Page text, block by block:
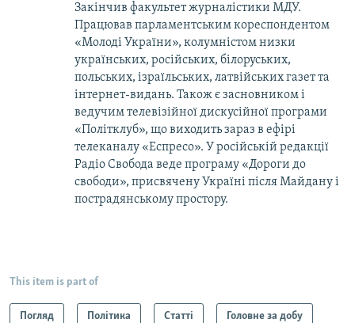
Закінчив факультет журналістики МДУ.
Працював парламентським кореспондентом
«Молоді України», колумністом низки
українських, російських, білоруських,
польських, ізраїльських, латвійських газет та
інтернет-видань. Також є засновником і
ведучим телевізійної дискусійної програми
«Політклуб», що виходить зараз в ефірі
телеканалу «Еспресо». У російській редакції
Радіо Свобода веде програму «Дороги до
свободи», присвячену Україні після Майдану і
пострадянському простору.
This item is part of
Погляд Політика Статті Головне за добу